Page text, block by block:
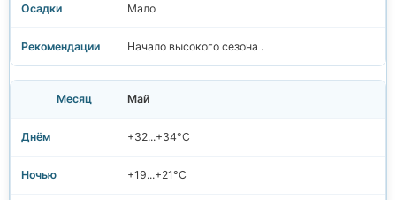
Мало
Начало высокого сезона .
Май
+32...+34°C
+19...+21°C